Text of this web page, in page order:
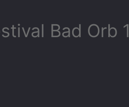
Bad Orb 1